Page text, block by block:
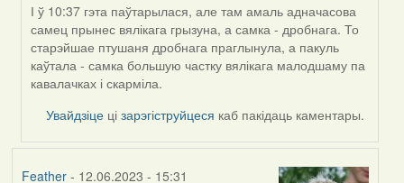
І ў 10:37 гэта паўтарылася, але там амаль адначасова
самец прынес вялікага грызуна, а самка - дробнага. То
старэйшае птушаня дробнага праглынула, а пакуль
каўтала - самка большую частку вялікага малодшаму па
кавалачках і скарміла.
Увайдзіце цізарэгіструйцеся каб пакідаць каментары.
Feather- 12.06.2023 - 15:31